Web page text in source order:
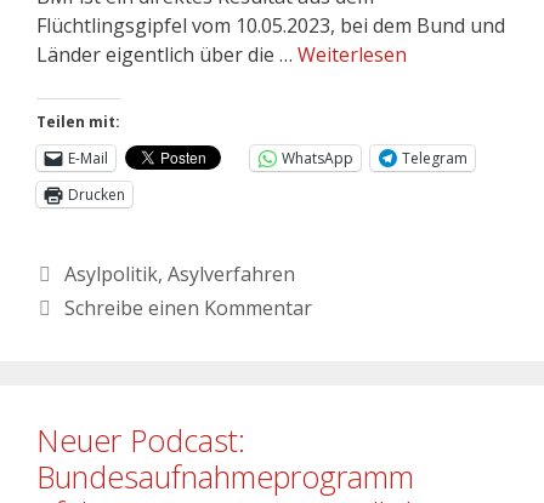
Flüchtlingsgipfel vom 10.05.2023, bei dem Bund und
Länder eigentlich über die … Weiterlesen
Teilen mit:
E-Mail
WhatsApp
Telegram
Drucken
Asylpolitik, Asylverfahren
Schreibe einen Kommentar
Neuer Podcast:
Bundesaufnahmeprogramm